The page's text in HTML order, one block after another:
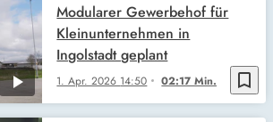
bookmark_border
1. Apr. 2026 14:50 02:17 Min.
Modularer Gewerbehof für
Kleinunternehmen in
Ingolstadt geplant